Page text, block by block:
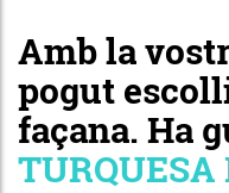
Amb la
pogut
façana. Ha
TURQUESA